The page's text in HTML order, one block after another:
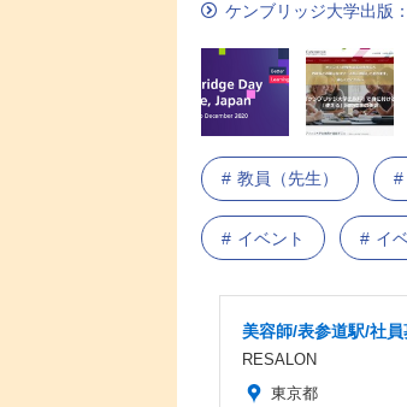
ケンブリッジ大学出版
教員（先生）
イベント イ
美容師/表参道駅/社
RESALON
東京都